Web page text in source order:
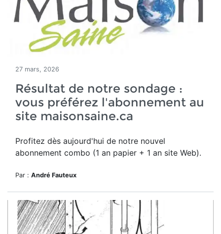
27 mars, 2026
Résultat de notre sondage :
vous préférez l'abonnement au
site maisonsaine.ca
Profitez dès aujourd'hui de notre nouvel
abonnement combo (1 an papier + 1 an site Web).
Par : André Fauteux